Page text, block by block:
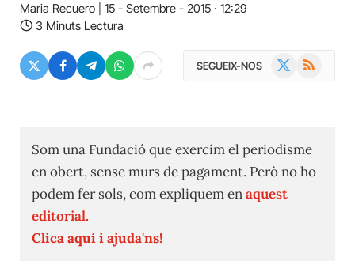
Maria Recuero
15 - Setembre - 2015 · 12:29
3 Minuts Lectura
SEGUEIX-NOS RSS
Som una Fundació que exercim el periodisme
en obert, sense murs de pagament. Però no ho
podem fer sols, com expliquem enaquest
editorial.
Clica aquí i ajuda'ns!